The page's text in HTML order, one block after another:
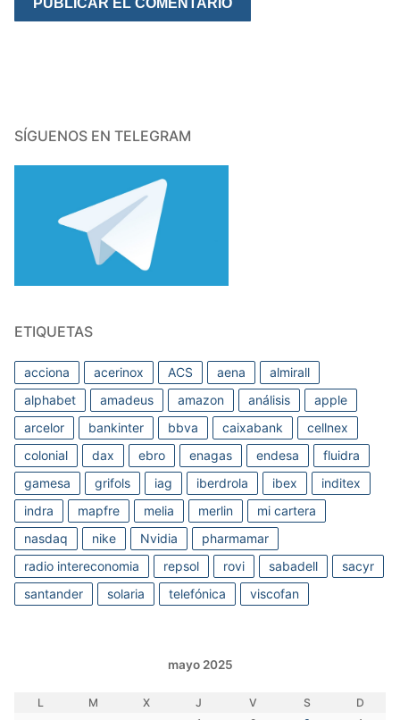
SÍGUENOS EN TELEGRAM
ETIQUETAS
acciona acerinox ACS aena
almirall
alphabet
amadeus amazon análisis
apple
arcelor
bankinter bbva caixabank
cellnex
colonial
dax ebro enagas endesa
fluidra
gamesa
grifols iag iberdrola ibex
inditex
indra
mapfre melia merlin
mi cartera
nasdaq
nike Nvidia
pharmamar
radio intereconomia
repsol rovi sabadell
sacyr
santander
solaria telefónica viscofan
mayo 2025
L M X J V S
D